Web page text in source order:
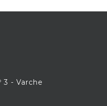
3 - Varche